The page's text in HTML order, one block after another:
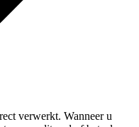
verwerkt. Wanneer u